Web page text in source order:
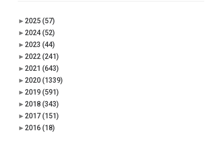
► 2025 (57)
► 2024 (52)
► 2023 (44)
► 2022 (241)
► 2021 (643)
► 2020 (1339)
► 2019 (591)
► 2018 (343)
► 2017 (151)
► 2016 (18)